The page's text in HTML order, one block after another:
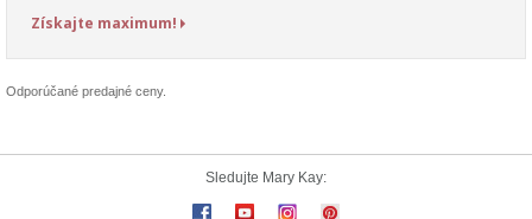
Získajte maximum!
Odporúčané predajné ceny.
Sledujte Mary Kay: